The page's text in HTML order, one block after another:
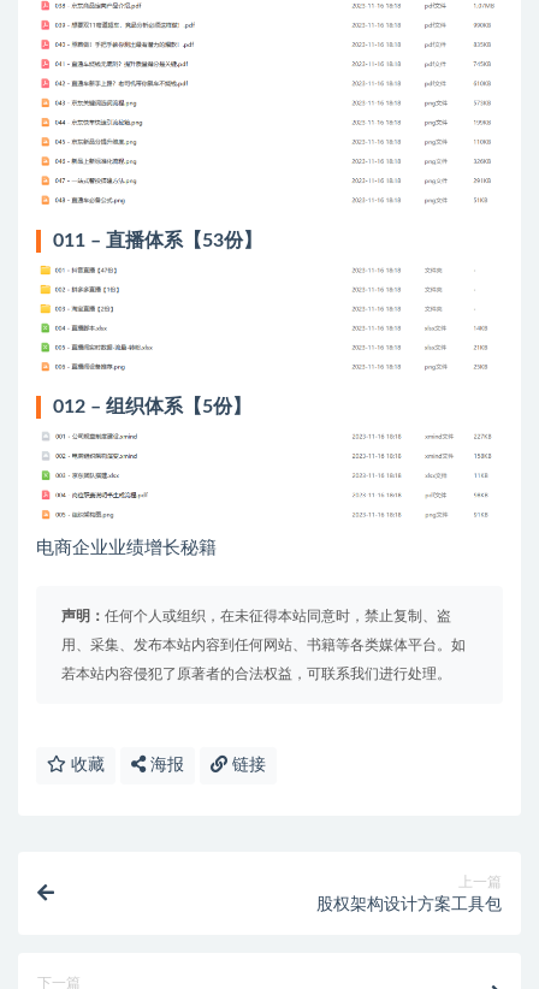
011 – 直播体系【53份】
012 – 组织体系【5份】
电商企业业绩增长秘籍
声明： 任何个人或组织，在未征得本站同意时，禁止复制、盗
用、采集、发布本站内容到任何网站、书籍等各类媒体平台。如
若本站内容侵犯了原著者的合法权益，可联系我们进行处理。
收藏 海报 链接
上一篇
股权架构设计方案工具包
下一篇